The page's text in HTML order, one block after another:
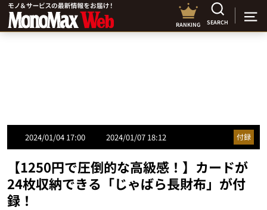
RANKING SEARCH
2024/01/04 17:00 2024/01/07 18:12 付録
【1250円で圧倒的な高級感！】カードが
24枚収納できる「じゃばら長財布」が付
録！